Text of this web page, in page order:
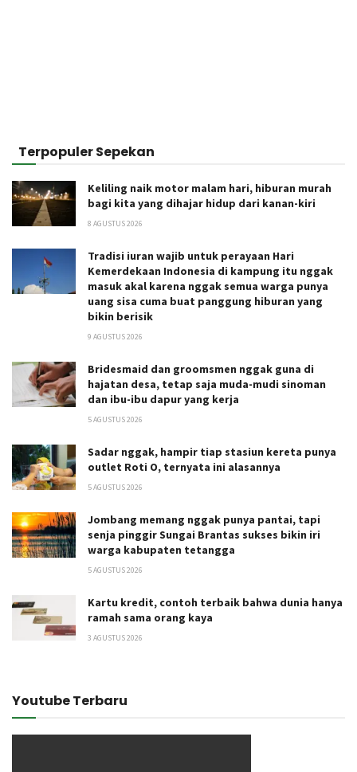
Terpopuler Sepekan
Keliling naik motor malam hari, hiburan murah
bagi kita yang dihajar hidup dari kanan-kiri
8 AGUSTUS 2026
Tradisi iuran wajib untuk perayaan Hari
Kemerdekaan Indonesia di kampung itu nggak
masuk akal karena nggak semua warga punya
uang sisa cuma buat panggung hiburan yang
bikin berisik
9 AGUSTUS 2026
Bridesmaid dan groomsmen nggak guna di
hajatan desa, tetap saja muda-mudi sinoman
dan ibu-ibu dapur yang kerja
5 AGUSTUS 2026
Sadar nggak, hampir tiap stasiun kereta punya
outlet Roti O, ternyata ini alasannya
5 AGUSTUS 2026
Jombang memang nggak punya pantai, tapi
senja pinggir Sungai Brantas sukses bikin iri
warga kabupaten tetangga
5 AGUSTUS 2026
Kartu kredit, contoh terbaik bahwa dunia hanya
ramah sama orang kaya
3 AGUSTUS 2026
Youtube Terbaru